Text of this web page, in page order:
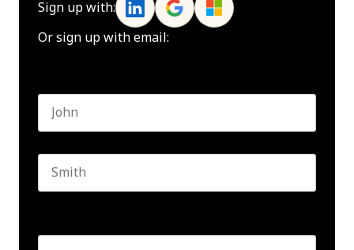
Sign up with:
Or sign up with email: